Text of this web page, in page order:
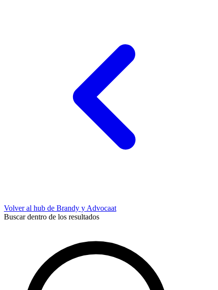
Volver al hub de Brandy y Advocaat
Buscar dentro de los resultados